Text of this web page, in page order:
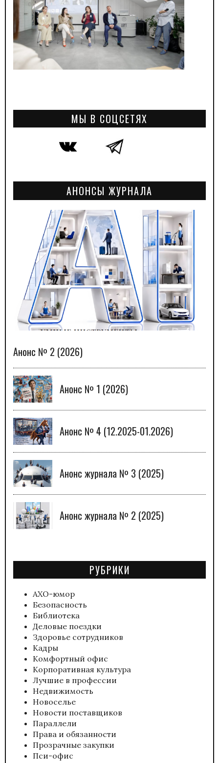
МЫ В СОЦСЕТЯХ
АНОНСЫ ЖУРНАЛА
Анонс № 2 (2026)
Анонс № 1 (2026)
Анонс № 4 (12.2025-01.2026)
Анонс журнала № 3 (2025)
Анонс журнала № 2 (2025)
РУБРИКИ
АХО-юмор
Безопасность
Библиотека
Деловые поездки
Здоровье сотрудников
Кадры
Комфортный офис
Корпоративная культура
Лучшие в профессии
Недвижимость
Новоселье
Новости поставщиков
Параллели
Права и обязанности
Прозрачные закупки
Пси-офис